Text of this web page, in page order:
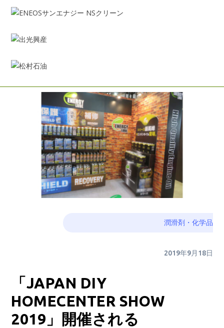
潤滑剤・化学品
2019年9月18日
「JAPAN DIY
HOMECENTER SHOW
2019」開催される